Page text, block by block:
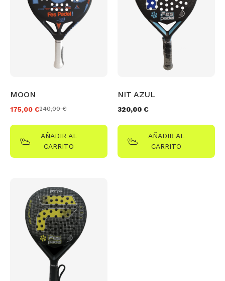
MOON
240,00€
175,00 €
AÑADIR AL
CARRITO
NIT AZUL
320,00 €
AÑADIR AL
CARRITO